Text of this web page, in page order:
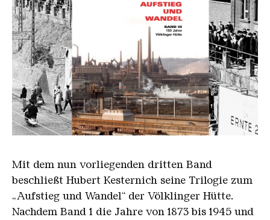
Buchvorstellung Kersternich
Mit dem nun vorliegenden dritten Band
beschließt Hubert Kesternich seine Trilogie zum
„Aufstieg und Wandel“ der Völklinger Hütte.
Nachdem Band 1 die Jahre von 1873 bis 1945 und